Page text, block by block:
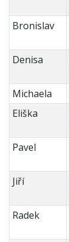
Bronislav
Denisa
Michaela
Eliška
Pavel
Jiří
Radek